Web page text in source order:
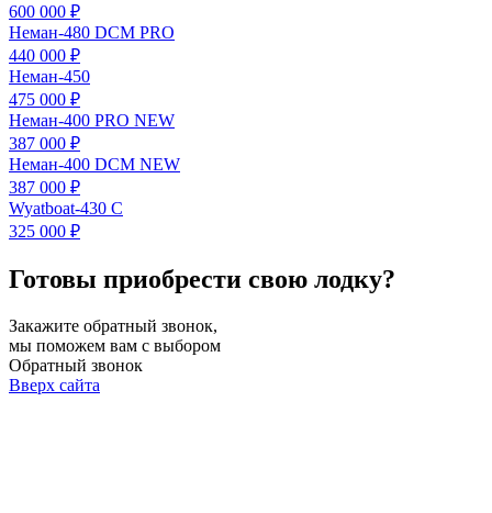
600 000 ₽
Неман-480 DCM PRO
440 000 ₽
Неман-450
475 000 ₽
Неман-400 PRO NEW
387 000 ₽
Неман-400 DСM NEW
387 000 ₽
Wyatboat-430 C
325 000 ₽
Готовы приобрести свою лодку?
Закажите обратный звонок,
мы поможем вам с выбором
Обратный звонок
Вверх сайта